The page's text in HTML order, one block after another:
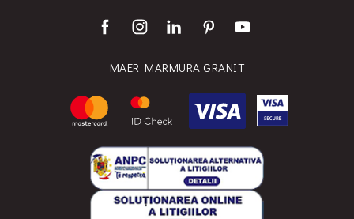
MAER MARMURA GRANIT